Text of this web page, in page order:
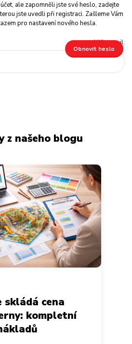
ale zapomněli jste své heslo, zadejte
jste uvedli při registraci. Zašleme Vám
pro nastavení nového hesla.
Váš e-mail:
Obnovit heslo
z našeho blogu
skládá cena
kompletní